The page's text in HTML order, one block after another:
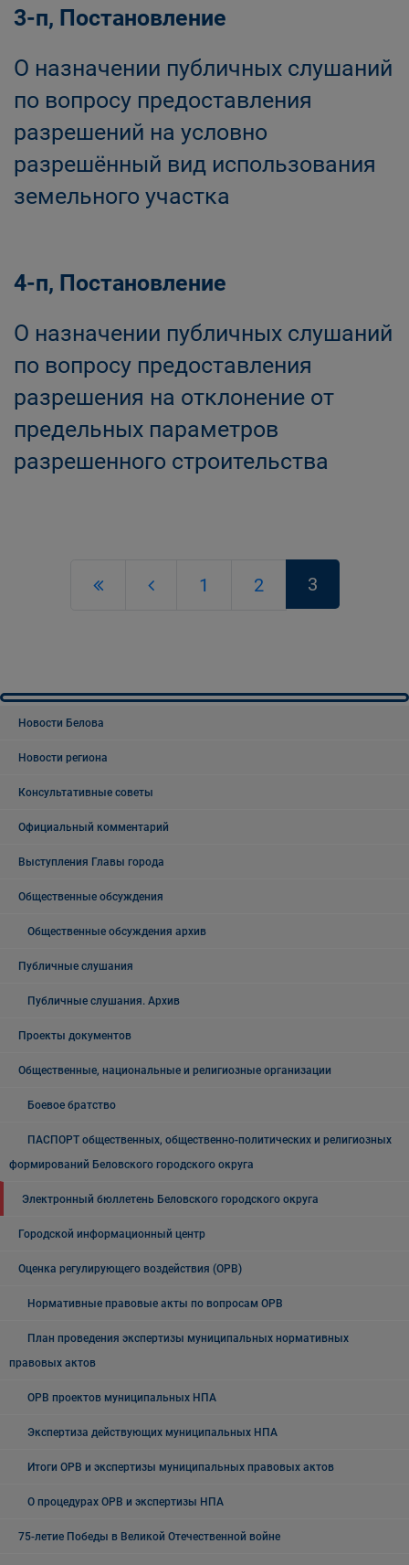
3-п, Постановление
О назначении публичных слушаний
по вопросу предоставления
разрешений на условно
разрешённый вид использования
земельного участка
4-п, Постановление
О назначении публичных слушаний
по вопросу предоставления
разрешения на отклонение от
предельных параметров
разрешенного строительства
1 2 3
Новости Белова
Новости региона
Консультативные советы
Официальный комментарий
Выступления Главы города
Общественные обсуждения
Общественные обсуждения архив
Публичные слушания
Публичные слушания. Архив
Проекты документов
Общественные, национальные и религиозные организации
Боевое братство
ПАСПОРТ общественных, общественно-политических и религиозных
формирований Беловского городского округа
Электронный бюллетень Беловского городского округа
Городской информационный центр
Оценка регулирующего воздействия (ОРВ)
Нормативные правовые акты по вопросам ОРВ
План проведения экспертизы муниципальных нормативных
правовых актов
ОРВ проектов муниципальных НПА
Экспертиза действующих муниципальных НПА
Итоги ОРВ и экспертизы муниципальных правовых актов
О процедурах ОРВ и экспертизы НПА
75-летие Победы в Великой Отечественной войне